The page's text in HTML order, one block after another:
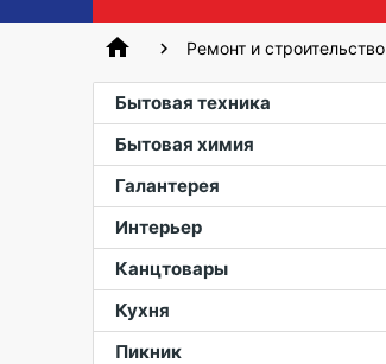
home Ремонт и строительство
Бытовая техника
Бытовая химия
Галантерея
Интерьер
Канцтовары
Кухня
Пикник